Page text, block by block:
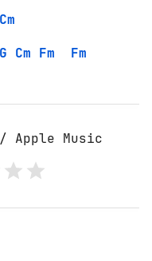
Cm
G Cm Fm
Fm
Apple Music